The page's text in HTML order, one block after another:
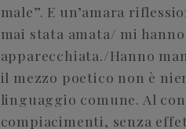
male”. E un’amara
mai stata amata/ mi
apparecchiata./Hanno
il mezzo poetico non è
linguaggio comune. Al
compiacimenti, senza